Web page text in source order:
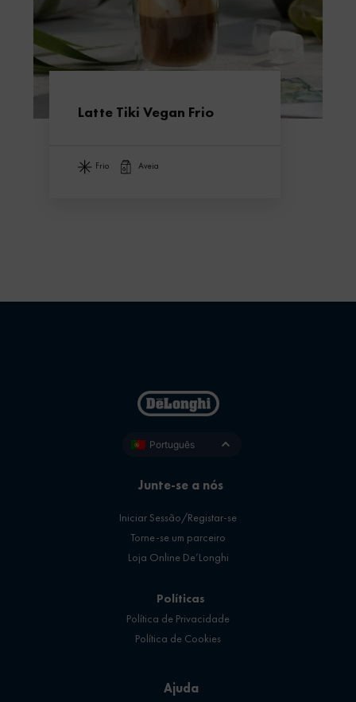
Latte Tiki Vegan Frio
frio aveia
Português
Junte-se a nós
Iniciar Sessão/Registar-se
Torne-se um parceiro
Loja Online De’Longhi
Políticas
Política de Privacidade
Política de Cookies
Ajuda